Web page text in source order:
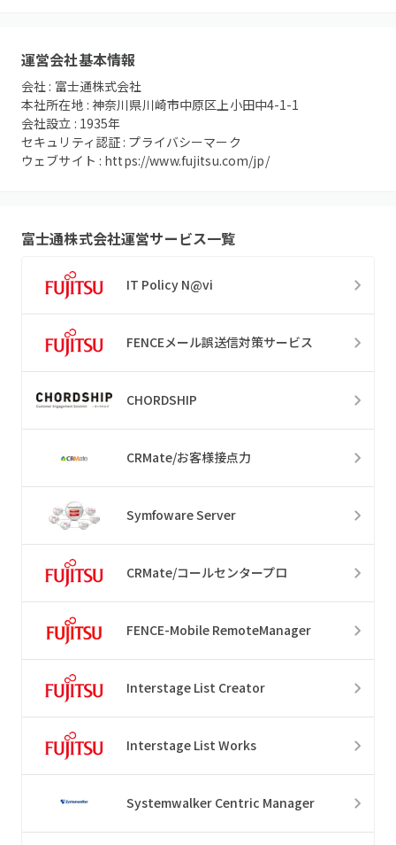
運営会社基本情報
会社 : 富士通株式会社
本社所在地 :神奈川県川崎市中原区上小田中4-1-1
会社設立 : 1935年
セキュリティ認証 : プライバシーマーク
ウェブサイト : https://www.fujitsu.com/jp/
富士通株式会社運営サービス一覧
IT Policy N@vi
FENCEメール誤送信対策サービス
CHORDSHIP
CRMate/お客様接点力
Symfoware Server
CRMate/コールセンタープロ
FENCE-Mobile RemoteManager
Interstage List Creator
Interstage List Works
Systemwalker Centric Manager